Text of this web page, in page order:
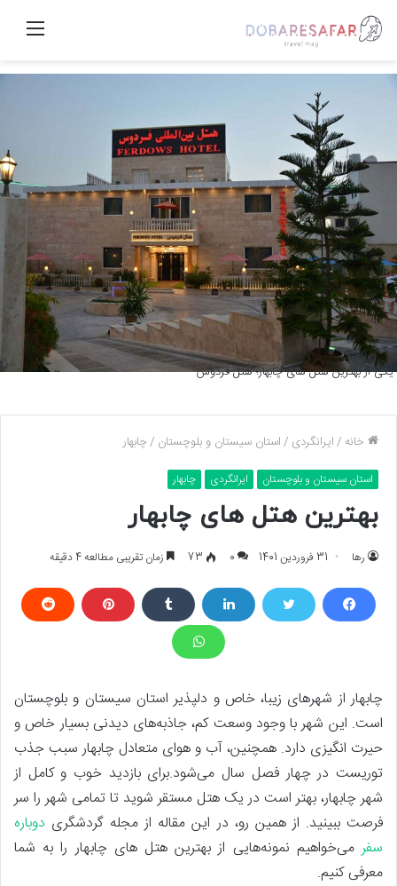
منو
یکی از بهترین هتل های چابهار؛ هتل فردوس
خانه /ایرانگردی /استان سیستان و بلوچستان /چابهار
استان سیستان و بلوچستان ایرانگردی چابهار
بهترین هتل های چابهار
رها 31 فروردین 1401 0
73 زمان تقریبی مطالعه 4 دقیقه
چابهار از شهرهای زیبا، خاص و دلپذیر استان سیستان و بلوچستان
است. این شهر با وجود وسعت کم، جاذبه‌های دیدنی بسیار خاص و
حیرت انگیزی دارد. همچنین، آب و هوای متعادل چابهار سبب جذب
توریست در چهار فصل سال می‌شود.برای بازدید خوب و کامل از
شهر چابهار، بهتر است در یک هتل مستقر شوید تا تمامی شهر را سر
فرصت ببینید. از همین رو، در این مقاله از مجله گردشگری دوباره
سفرمی‌خواهیم نمونه‌هایی از بهترین هتل های چابهار را به شما
معرفی کنیم.